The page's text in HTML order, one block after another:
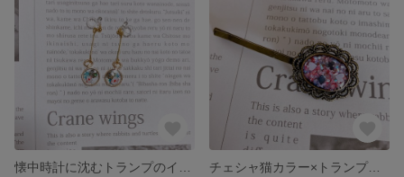
チェシャ猫カラー×トランプ柄のヘアピン